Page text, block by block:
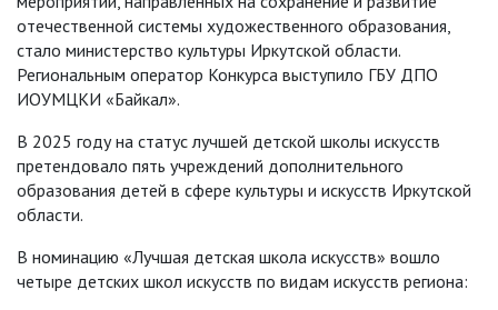
отечественной системы художественного образования,
стало министерство культуры Иркутской области.
Региональным оператор Конкурса выступило ГБУ ДПО
ИОУМЦКИ «Байкал».
В 2025 году на статус лучшей детской школы искусств
претендовало пять учреждений дополнительного
образования детей в сфере культуры и искусств Иркутской
области.
В номинацию «Лучшая детская школа искусств» вошло
четыре детских школ искусств по видам искусств региона: